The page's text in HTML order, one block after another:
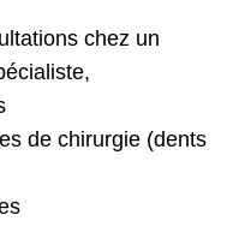
chez un
de chirurgie (dents